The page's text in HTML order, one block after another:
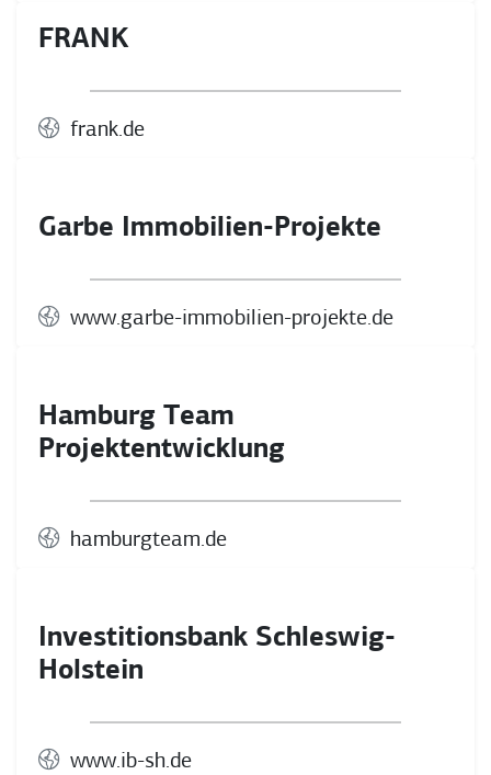
FRANK
frank.de
Garbe Immobilien-Projekte
www.garbe-immobilien-projekte.de
Hamburg Team
Projektentwicklung
hamburgteam.de
Investitionsbank Schleswig-
Holstein
www.ib-sh.de